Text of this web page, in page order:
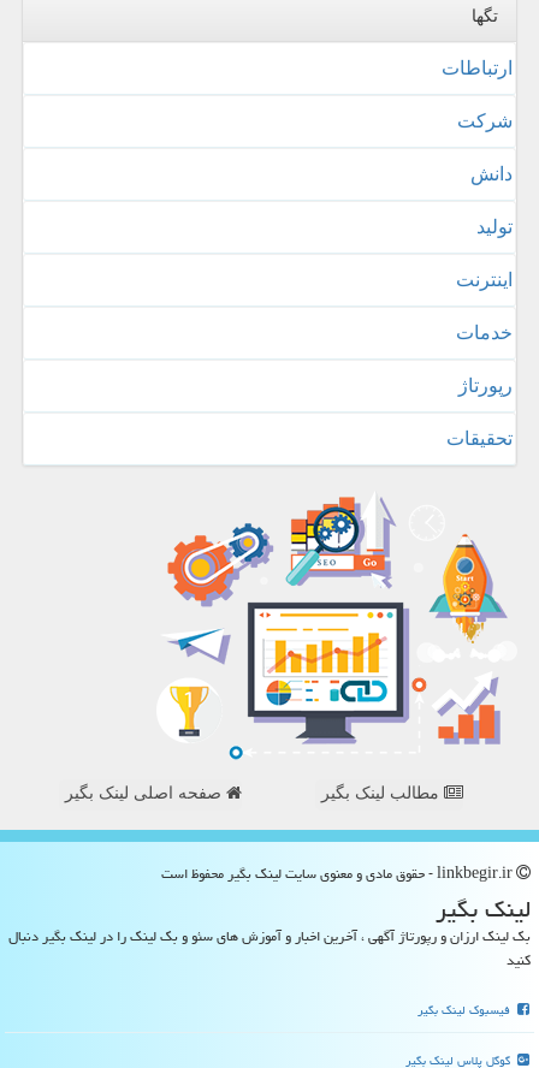
تگها
ارتباطات
شركت
دانش
تولید
اینترنت
خدمات
رپورتاژ
تحقیقات
مطالب لینک بگیر صفحه اصلی لینک بگیر
لینك بگیر
بک لینک ارزان و رپورتاژ آگهی ، آخرین اخبار و آموزش های سئو و بک لینک را در لینک بگیر دنبال
کنید
فیسبوک لینک بگیر
گوگل پلاس لینک بگیر